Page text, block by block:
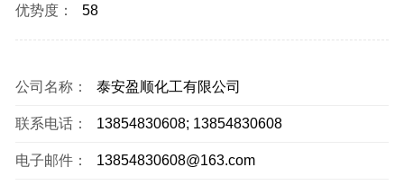
优势度： 58
公司名称： 泰安盈顺化工有限公司
联系电话： 13854830608; 13854830608
电子邮件： 13854830608@163.com